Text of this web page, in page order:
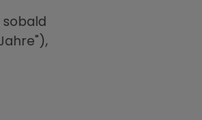
sobald